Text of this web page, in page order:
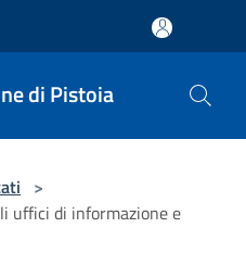
di Pistoia
>
uffici di informazione e